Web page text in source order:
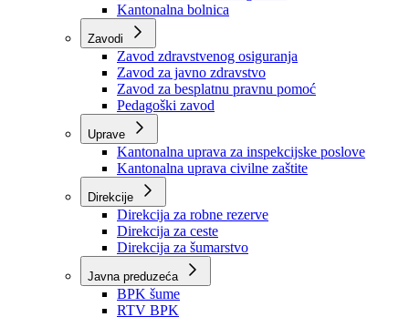
Ustanove
Centar za socijalni rad
Dom za stara i iznemogla lica
Kantonalna bolnica
Zavodi
Zavod zdravstvenog osiguranja
Zavod za javno zdravstvo
Zavod za besplatnu pravnu pomoć
Pedagoški zavod
Kantonalna uprava za inspekcijske poslove
Kantonalna uprava civilne zaštite
Direkcije
Direkcija za robne rezerve
Direkcija za ceste
Direkcija za šumarstvo